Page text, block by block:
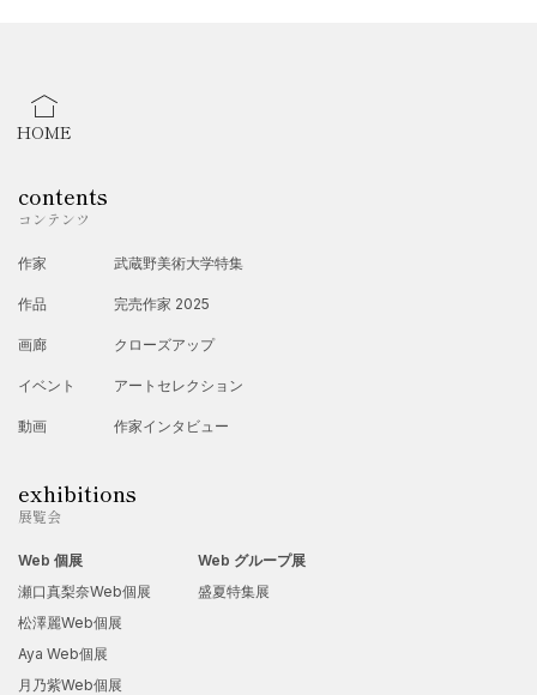
HOME
contents
コンテンツ
作家
作品
画廊
イベント
動画
武蔵野美術大学特集
完売作家 2025
クローズアップ
アートセレクション
作家インタビュー
exhibitions
展覧会
Web 個展
瀬口真梨奈Web個展
松澤麗Web個展
Aya Web個展
月乃紫Web個展
Web グループ展
盛夏特集展